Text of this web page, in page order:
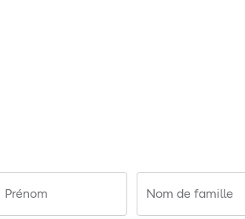
Prénom Nom de famille